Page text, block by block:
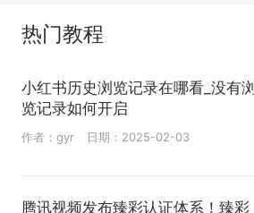
热门教程
小红书历史浏览记录在哪看_没有浏
览记录如何开启
作者：gyr 日期：2025-02-03
腾讯视频发布臻彩认证体系！臻彩